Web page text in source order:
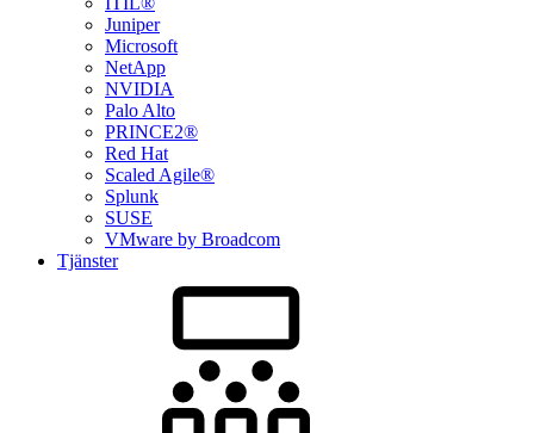
Juniper
Microsoft
NetApp
NVIDIA
Palo Alto
PRINCE2®
Red Hat
Scaled Agile®
Splunk
SUSE
VMware by Broadcom
Tjänster